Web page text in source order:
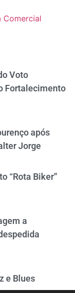
Comercial
Voto
Fortalecimento
após
Jorge
“Rota Biker”
a
e Blues